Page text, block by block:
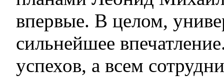
впервые. В целом,
сильнейшее
успехов, а всем